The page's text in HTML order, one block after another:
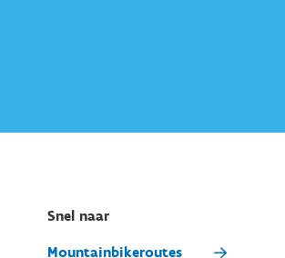
Snel naar
Mountainbikeroutes